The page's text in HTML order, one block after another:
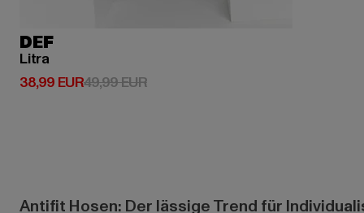
DEF
Litra
38,99 EUR
Derzeitiger Preis: 38,99 EUR
49,99 EURAktionspreis: 49,99 EUR
Antifit Hosen: Der lässige Trend für